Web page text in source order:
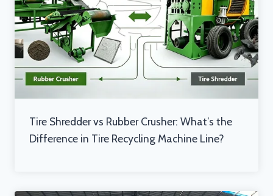
Tire Shredder vs Rubber Crusher: What’s the
Difference in Tire Recycling Machine Line?